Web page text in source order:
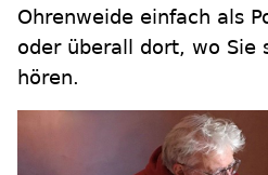
Ohrenweide einfach als
oder überall dort, wo Sie
hören.